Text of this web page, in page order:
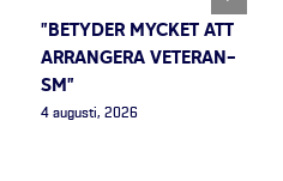
”BETYDER MYCKET ATT
ARRANGERA VETERAN-
SM”
4 augusti, 2026